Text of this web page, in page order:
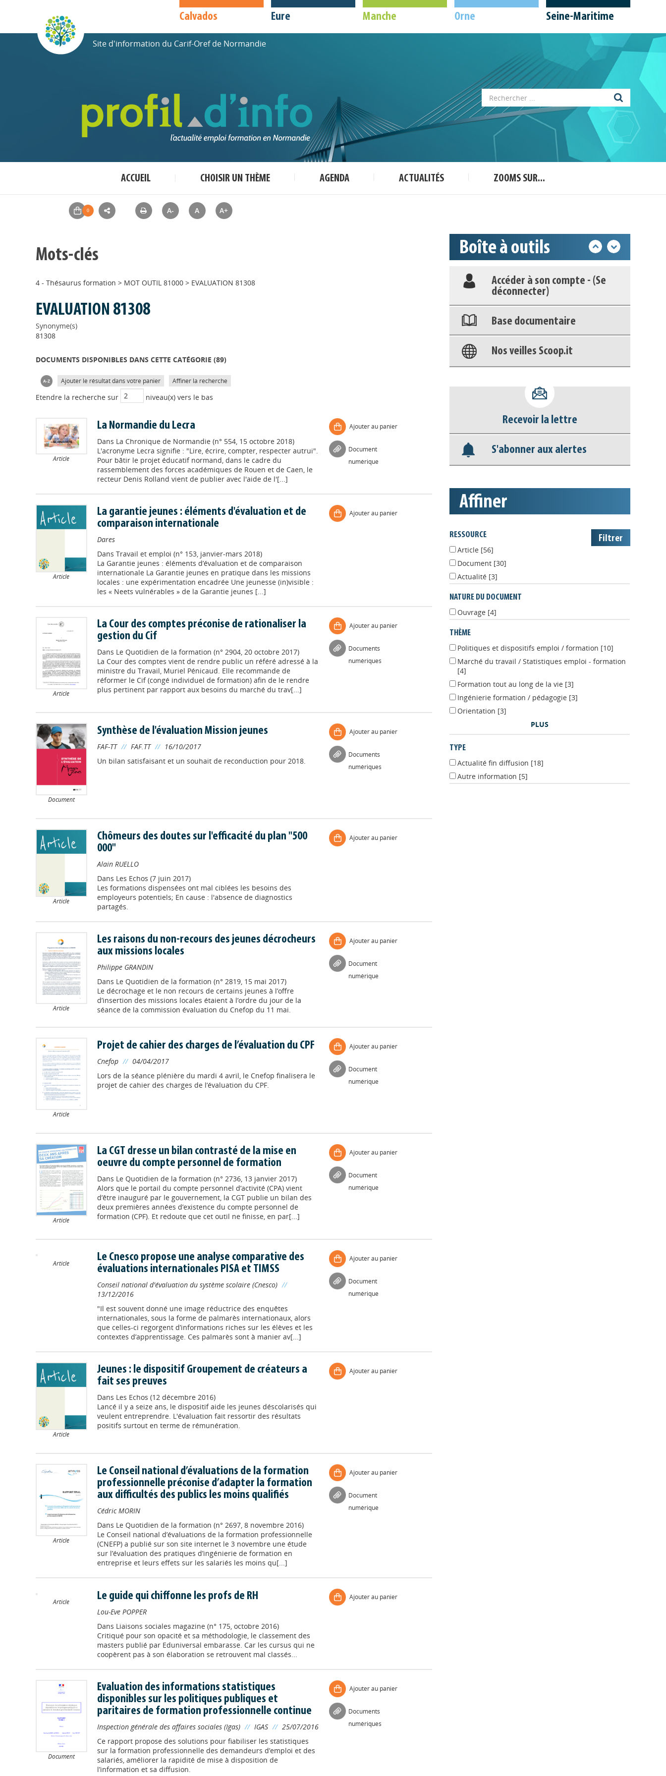
Calvados Eure Manche Orne Seine-Maritime
Site d'information du Carif-Oref de Normandie
ACCUEIL CHOISIR UN THÈME AGENDA ACTUALITÉS ZOOMS SUR...
A- A A+
Mots-clés
4 - Thésaurus formation > MOT OUTIL 81000 > EVALUATION 81308
EVALUATION 81308
Synonyme(s)
81308
DOCUMENTS DISPONIBLES DANS CETTE CATÉGORIE (89)
Ajouter le résultat dans votre panier Affiner la recherche
Etendre la recherche sur niveau(x) vers le bas
Article
La Normandie du Lecra
Dans La Chronique de Normandie (n° 554, 15 octobre 2018)
L'acronyme Lecra signifie : "Lire, écrire, compter, respecter autrui".
Pour bâtir le projet éducatif normand, dans le cadre du
rassemblement des forces académiques de Rouen et de Caen, le
recteur Denis Rolland vient de publier avec l'aide de l'[...]
Ajouter au panier
Document
numérique
Article
La garantie jeunes : éléments d'évaluation et de
comparaison internationale
Dares
Dans Travail et emploi (n° 153, janvier-mars 2018)
La Garantie jeunes : éléments d’évaluation et de comparaison
internationale La Garantie jeunes en pratique dans les missions
locales : une expérimentation encadrée Une jeunesse (in)visible :
les « Neets vulnérables » de la Garantie jeunes [...]
Ajouter au panier
Article
La Cour des comptes préconise de rationaliser la
gestion du Cif
Dans Le Quotidien de la formation (n° 2904, 20 octobre 2017)
La Cour des comptes vient de rendre public un référé adressé à la
ministre du Travail, Muriel Pénicaud. Elle recommande de
réformer le Cif (congé individuel de formation) afin de le rendre
plus pertinent par rapport aux besoins du marché du trav[...]
Ajouter au panier
Documents
numériques
Document
Synthèse de l'évaluation Mission jeunes
FAF-TT // FAF.TT // 16/10/2017
Un bilan satisfaisant et un souhait de reconduction pour 2018.
Ajouter au panier
Documents
numériques
Article
Chômeurs des doutes sur l'efficacité du plan "500
000"
Alain RUELLO
Dans Les Echos (7 juin 2017)
Les formations dispensées ont mal ciblées les besoins des
employeurs potentiels; En cause : l'absence de diagnostics
partagés.
Ajouter au panier
Article
Les raisons du non-recours des jeunes décrocheurs
aux missions locales
Philippe GRANDIN
Dans Le Quotidien de la formation (n° 2819, 15 mai 2017)
Le décrochage et le non recours de certains jeunes à l’offre
d’insertion des missions locales étaient à l’ordre du jour de la
séance de la commission évaluation du Cnefop du 11 mai.
Ajouter au panier
Document
numérique
Article
Projet de cahier des charges de l’évaluation du CPF
Cnefop // 04/04/2017
Lors de la séance plénière du mardi 4 avril, le Cnefop finalisera le
projet de cahier des charges de l’évaluation du CPF.
Ajouter au panier
Document
numérique
Article
La CGT dresse un bilan contrasté de la mise en
oeuvre du compte personnel de formation
Dans Le Quotidien de la formation (n° 2736, 13 janvier 2017)
Alors que le portail du compte personnel d’activité (CPA) vient
d’être inauguré par le gouvernement, la CGT publie un bilan des
deux premières années d’existence du compte personnel de
formation (CPF). Et redoute que cet outil ne finisse, en par[...]
Ajouter au panier
Document
numérique
Article
Le Cnesco propose une analyse comparative des
évaluations internationales PISA et TIMSS
Conseil national d'évaluation du système scolaire (Cnesco) //
13/12/2016
"Il est souvent donné une image réductrice des enquêtes
internationales, sous la forme de palmarès internationaux, alors
que celles-ci regorgent d’informations riches sur les élèves et les
contextes d’apprentissage. Ces palmarès sont à manier av[...]
Ajouter au panier
Document
numérique
Article
Jeunes : le dispositif Groupement de créateurs a
fait ses preuves
Dans Les Echos (12 décembre 2016)
Lancé il y a seize ans, le dispositif aide les jeunes déscolarisés qui
veulent entreprendre. L'évaluation fait ressortir des résultats
positifs surtout en terme de rémunération.
Ajouter au panier
Article
Le Conseil national d’évaluations de la formation
professionnelle préconise d’adapter la formation
aux difficultés des publics les moins qualifiés
Cédric MORIN
Dans Le Quotidien de la formation (n° 2697, 8 novembre 2016)
Le Conseil national d’évaluations de la formation professionnelle
(CNEFP) a publié sur son site internet le 3 novembre une étude
sur l’évaluation des pratiques d’ingénierie de formation en
entreprise et leurs effets sur les salariés les moins qu[...]
Ajouter au panier
Document
numérique
Article Le guide qui chiffonne les profs de RH
Lou-Eve POPPER
Dans Liaisons sociales magazine (n° 175, octobre 2016)
Critiqué pour son opacité et sa méthodologie, le classement des
masters publié par Eduniversal embarasse. Car les cursus qui ne
coopèrent pas à son élaboration se retrouvent mal classés...
Ajouter au panier
Document
Evaluation des informations statistiques
disponibles sur les politiques publiques et
paritaires de formation professionnelle continue
Inspection générale des affaires sociales (Igas) // IGAS // 25/07/2016
Ce rapport propose des solutions pour fiabiliser les statistiques
sur la formation professionnelle des demandeurs d’emploi et des
salariés, améliorer la rapidité de mise à disposition de
l’information et sa diffusion.
Ajouter au panier
Documents
numériques
Boîte à outils
Appels à projets
Déposer une actu !
Accéder à son compte - (Se
déconnecter)
Base documentaire
Nos veilles Scoop.it
Déposer une actu !
Accéder à son compte - (Se
déconnecter)
Base documentaire
Nos veilles Scoop.it
Recevoir la lettre
S'abonner aux alertes
affiner
RESSOURCE
Article [56]
Document [30]
Actualité [3]
NATURE DU DOCUMENT
Ouvrage [4]
THÈME
Politiques et dispositifs emploi / formation [10]
Marché du travail / Statistiques emploi - formation
[4]
Formation tout au long de la vie [3]
Ingénierie formation / pédagogie [3]
Orientation [3]
PLUS
TYPE
Actualité fin diffusion [18]
Autre information [5]